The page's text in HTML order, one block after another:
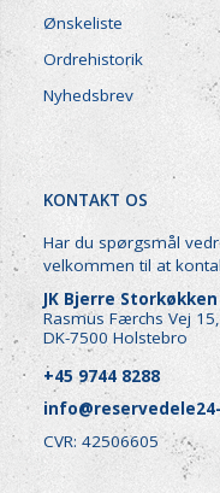
Ønskeliste
Ordrehistorik
Nyhedsbrev
KONTAKT OS
Har du spørgsmål
velkommen til at
JK Bjerre Storkøkken
Rasmus Færchs Vej
DK-7500 Holstebro
+45 9744 8288
CVR: 42506605